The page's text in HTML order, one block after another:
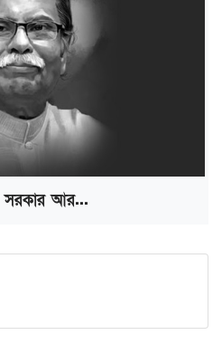
সরকার আর...